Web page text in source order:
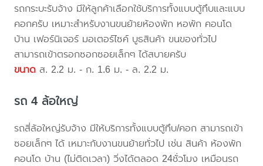
รถกระบะรับจ้าง มีให้ลูกค้าเลือกใช้บริการทั้งแบบตู้ทึบและแบบ
คอกครับ เหมาะสำหรับงานขนย้ายห้องพัก หอพัก คอนโด
บ้าน เฟอร์นิเจอร์ มอเตอร์ไซค์ บูธสินค้า ขนของทั่วไป
สามารถเข้าตรอกซอกซอยเล็กๆ ได้สบายครับ
ขนาด ส. 2.2 ม. - ก. 1.6 ม. - ล. 2.2 ม.
รถ 4 ล้อใหญ่
รถสี่ล้อใหญ่รับจ้าง มีให้บริการทั้งแบบตู้ทึบ/คอก สามารถเข้า
ซอยเล็กๆ ได้ เหมาะกับงานขนย้ายทั่วไป เช่น สินค้า ห้องพัก
คอนโด บ้าน (ไม่ติดเวลา) วิ่งได้ตลอด 24ชั่วโมง เหมือนรถ